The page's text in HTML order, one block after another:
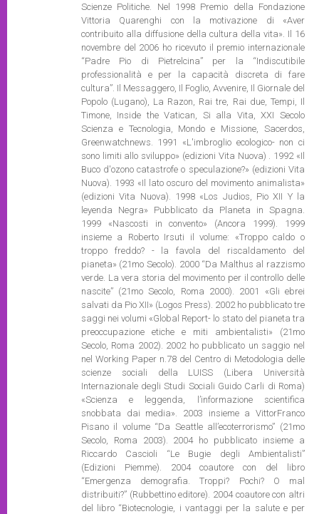
Scienze Politiche. Nel 1998 Premio della Fondazione
Vittoria Quarenghi con la motivazione di «Aver
contribuito alla diffusione della cultura della vita». Il 16
novembre del 2006 ho ricevuto il premio internazionale
“Padre Pio di Pietrelcina” per la “Indiscutibile
professionalità e per la capacità discreta di fare
cultura”. Il Messaggero, Il Foglio, Avvenire, Il Giornale del
Popolo (Lugano), La Razon, Rai tre, Rai due, Tempi, Il
Timone, Inside the Vatican, Si alla Vita, XXI Secolo
Scienza e Tecnologia, Mondo e Missione, Sacerdos,
Greenwatchnews. 1991 «L'imbroglio ecologico- non ci
sono limiti allo sviluppo» (edizioni Vita Nuova) . 1992 «Il
Buco d'ozono catastrofe o speculazione?» (edizioni Vita
Nuova). 1993 «Il lato oscuro del movimento animalista»
(edizioni Vita Nuova). 1998 «Los Judios, Pio XII Y la
leyenda Negra» Pubblicato da Planeta in Spagna.
1999 «Nascosti in convento» (Ancora 1999). 1999
insieme a Roberto Irsuti il volume: «Troppo caldo o
troppo freddo? - la favola del riscaldamento del
pianeta» (21mo Secolo). 2000 “Da Malthus al razzismo
verde. La vera storia del movimento per il controllo delle
nascite” (21mo Secolo, Roma 2000). 2001 «Gli ebrei
salvati da Pio XII» (Logos Press). 2002 ho pubblicato tre
saggi nei volumi «Global Report- lo stato del pianeta tra
preoccupazione etiche e miti ambientalisti» (21mo
Secolo, Roma 2002). 2002 ho pubblicato un saggio nel
nel Working Paper n.78 del Centro di Metodologia delle
scienze sociali della LUISS (Libera Università
Internazionale degli Studi Sociali Guido Carli di Roma)
«Scienza e leggenda, l’informazione scientifica
snobbata dai media». 2003 insieme a VittorFranco
Pisano il volume “Da Seattle all’ecoterrorismo” (21mo
Secolo, Roma 2003). 2004 ho pubblicato insieme a
Riccardo Cascioli “Le Bugie degli Ambientalisti”
(Edizioni Piemme). 2004 coautore con del libro
“Emergenza demografia. Troppi? Pochi? O mal
distribuiti?” (Rubbettino editore). 2004 coautore con altri
del libro “Biotecnologie, i vantaggi per la salute e per